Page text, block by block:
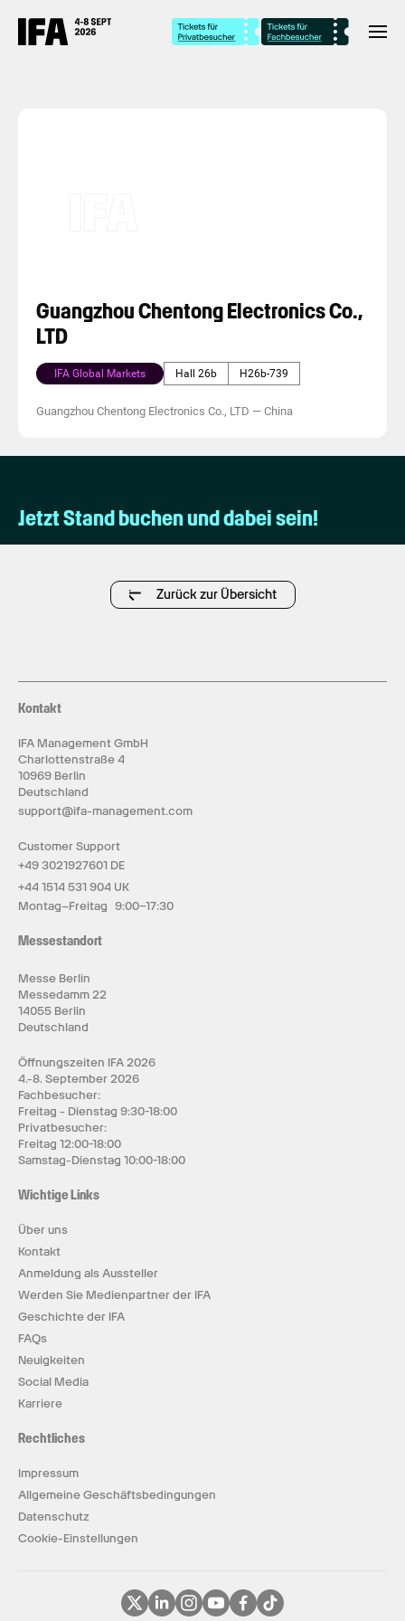
Guangzhou Chentong Electronics Co.,
LTD
IFA Global Markets Hall 26b H26b-739
Guangzhou Chentong Electronics Co., LTD — China
Jetzt Stand buchen und dabei sein!
Zurück zur Übersicht
Kontakt
IFA Management GmbH
Charlottenstraße 4
10969 Berlin
Deutschland
support@ifa-management.com
Customer Support
+49 3021927601 DE
+44 1514 531 904 UK
Montag–Freitag 9:00–17:30
Messestandort
Messe Berlin
Messedamm 22
14055 Berlin
Deutschland
Öffnungszeiten IFA 2026
4.-8. September 2026
Fachbesucher:
Freitag - Dienstag 9:30-18:00
Privatbesucher:
Freitag 12:00-18:00
Samstag-Dienstag 10:00-18:00
Wichtige Links
Über uns
Kontakt
Anmeldung als Aussteller
Werden Sie Medienpartner der IFA
Geschichte der IFA
FAQs
Neuigkeiten
Social Media
Karriere
Rechtliches
Impressum
Allgemeine Geschäftsbedingungen
Datenschutz
Cookie-Einstellungen